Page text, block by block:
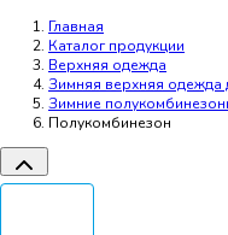
Главная
Каталог продукции
Верхняя одежда
Зимняя верхняя одежда
Зимние
Полукомбинезон